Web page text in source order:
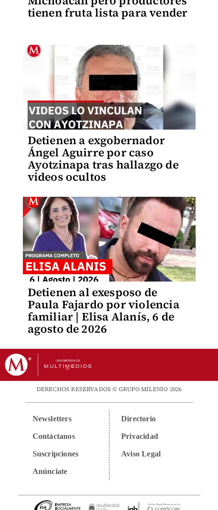
tienen fruta lista para vender
Detienen a exgobernador
Ángel Aguirre por caso
Ayotzinapa tras hallazgo de
videos ocultos
Detienen al exesposo de
Paula Fajardo por violencia
familiar | Elisa Alanís, 6 de
agosto de 2026
DERECHOS RESERVADOS © GRUPO MILENIO 2026
Newsletters
Contáctanos
Suscripciones
Anúnciate
Directorio
Privacidad
Aviso Legal